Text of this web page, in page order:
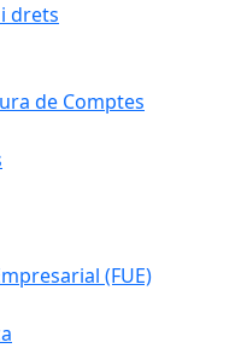
drets
de Comptes
(FUE)